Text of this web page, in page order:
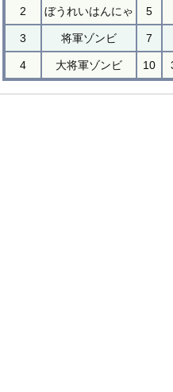
2 ぼうれいはんにゃ 5
3 将軍ゾンビ 7
4 大将軍ゾンビ 10